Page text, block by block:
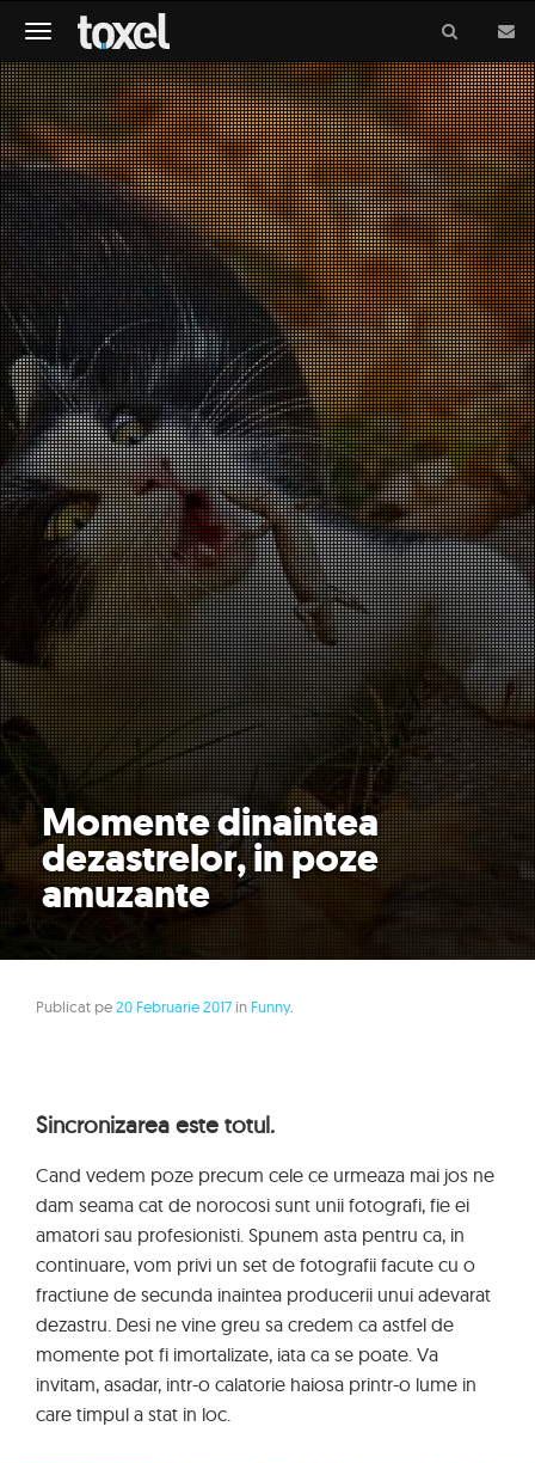
Meniu
Momente dinaintea
dezastrelor, in poze
amuzante
Publicat pe20 Februarie 2017 in Funny.
Sincronizarea este totul.
Cand vedem poze precum cele ce urmeaza mai jos ne
dam seama cat de norocosi sunt unii fotografi, fie ei
amatori sau profesionisti. Spunem asta pentru ca, in
continuare, vom privi un set de fotografii facute cu o
fractiune de secunda inaintea producerii unui adevarat
dezastru. Desi ne vine greu sa credem ca astfel de
momente pot fi imortalizate, iata ca se poate. Va
invitam, asadar, intr-o calatorie haiosa printr-o lume in
care timpul a stat in loc.